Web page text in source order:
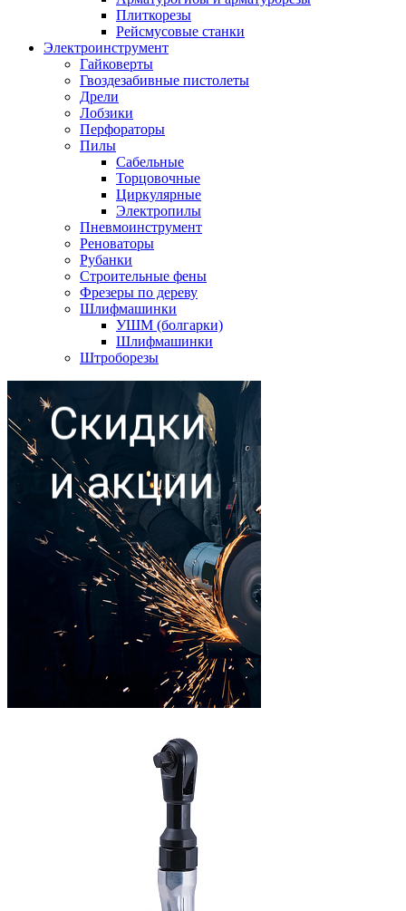
Плиткорезы
Рейсмусовые станки
Электроинструмент
Гайковерты
Гвоздезабивные пистолеты
Дрели
Лобзики
Перфораторы
Пилы
Сабельные
Торцовочные
Циркулярные
Электропилы
Пневмоинструмент
Реноваторы
Рубанки
Строительные фены
Фрезеры по дереву
Шлифмашинки
УШМ (болгарки)
Шлифмашинки
Штроборезы